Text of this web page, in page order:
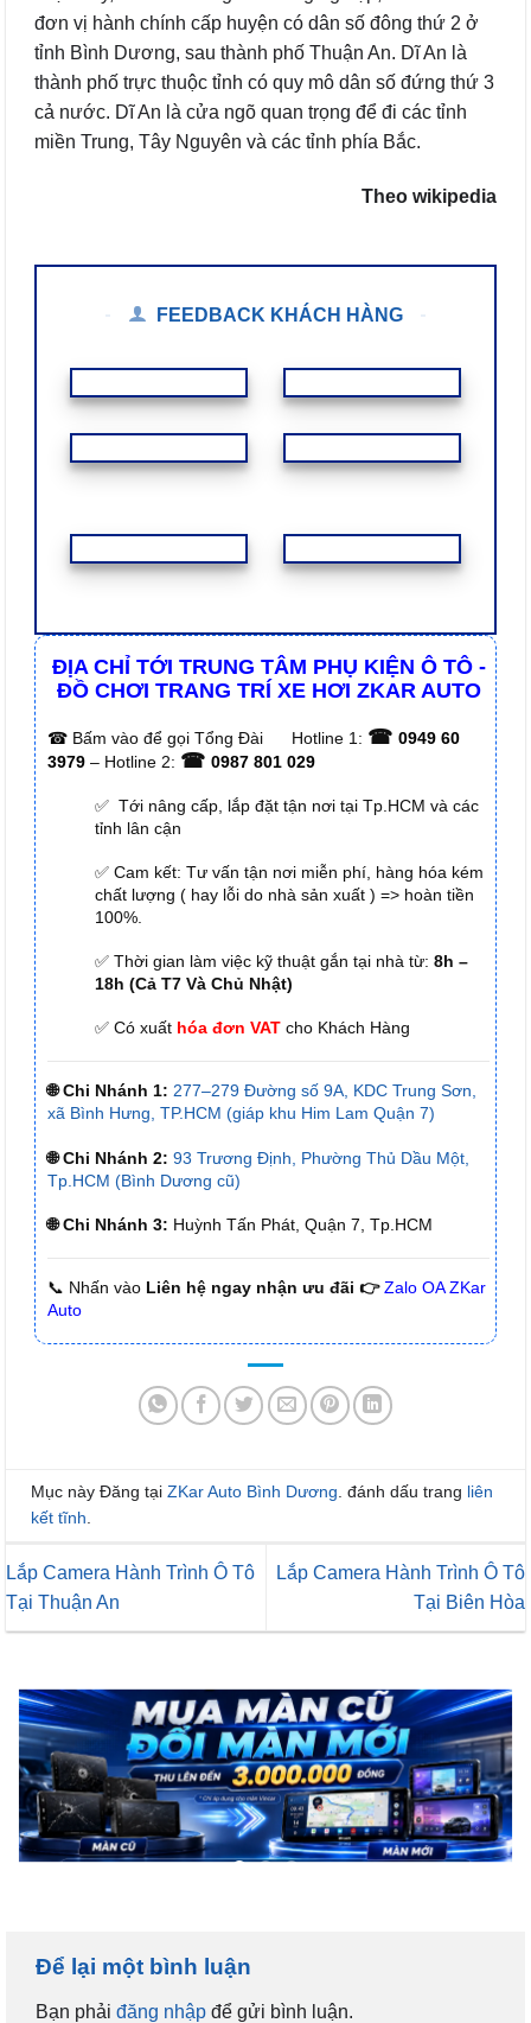
đơn vị hành chính cấp huyện có dân số đông thứ 2 ở
tỉnh Bình Dương, sau thành phố Thuận An. Dĩ An là
thành phố trực thuộc tỉnh có quy mô dân số đứng thứ 3
cả nước. Dĩ An là cửa ngõ quan trọng để đi các tỉnh
miền Trung, Tây Nguyên và các tỉnh phía Bắc.
Theo wikipedia
FEEDBACK KHÁCH HÀNG
ĐỊA CHỈ TỚI TRUNG TÂM PHỤ KIỆN Ô TÔ -
ĐỒ CHƠI TRANG TRÍ XE HƠI ZKAR AUTO
☎ Bấm vào để gọi Tổng Đài Hotline 1: ☎ 0949 60
3979 – Hotline 2: ☎ 0987 801 029
✅ Tới nâng cấp, lắp đặt tận nơi tại Tp.HCM và các
tỉnh lân cận
✅ Cam kết: Tư vấn tận nơi miễn phí, hàng hóa kém
chất lượng ( hay lỗi do nhà sản xuất ) => hoàn tiền
100%.
✅ Thời gian làm việc kỹ thuật gắn tại nhà từ: 8h –
18h (Cả T7 Và Chủ Nhật)
✅ Có xuất hóa đơn VAT cho Khách Hàng
🌐 Chi Nhánh 1: 277–279 Đường số 9A, KDC Trung Sơn,
xã Bình Hưng, TP.HCM (giáp khu Him Lam Quận 7)
🌐 Chi Nhánh 2: 93 Trương Định, Phường Thủ Dầu Một,
Tp.HCM (Bình Dương cũ)
🌐 Chi Nhánh 3: Huỳnh Tấn Phát, Quận 7, Tp.HCM
📞 Nhấn vào Liên hệ ngay nhận ưu đãi 👉 Zalo OA ZKar
Auto
Mục này Đăng tại ZKar Auto Bình Dương. đánh dấu trang liên
kết tĩnh.
Lắp Camera Hành Trình Ô Tô
Tại Thuận An
Lắp Camera Hành Trình Ô Tô
Tại Biên Hòa
Để lại một bình luận
Bạn phải đăng nhập để gửi bình luận.